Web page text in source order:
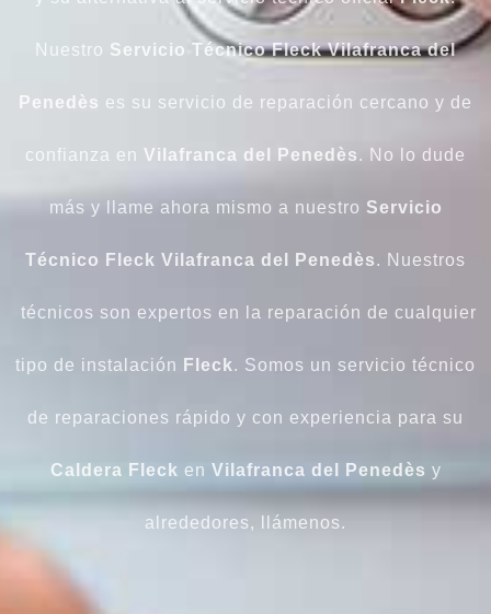
Nuestro Servicio Técnico Fleck Vilafranca del
Penedès es su servicio de reparación cercano y de
confianza en Vilafranca del Penedès. No lo dude
más y llame ahora mismo a nuestro Servicio
Técnico Fleck Vilafranca del Penedès. Nuestros
técnicos son expertos en la reparación de cualquier
tipo de instalación Fleck. Somos un servicio técnico
de reparaciones rápido y con experiencia para su
Caldera Fleck en Vilafranca del Penedès y
alrededores, llámenos.